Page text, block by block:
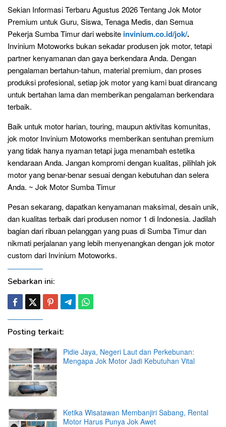
Sekian Informasi Terbaru Agustus 2026 Tentang Jok Motor
Premium untuk Guru, Siswa, Tenaga Medis, dan Semua
Pekerja Sumba Timur dari website invinium.co.id/jok/.
Invinium Motoworks bukan sekadar produsen jok motor, tetapi
partner kenyamanan dan gaya berkendara Anda. Dengan
pengalaman bertahun-tahun, material premium, dan proses
produksi profesional, setiap jok motor yang kami buat dirancang
untuk bertahan lama dan memberikan pengalaman berkendara
terbaik.
Baik untuk motor harian, touring, maupun aktivitas komunitas,
jok motor Invinium Motoworks memberikan sentuhan premium
yang tidak hanya nyaman tetapi juga menambah estetika
kendaraan Anda. Jangan kompromi dengan kualitas, pilihlah jok
motor yang benar-benar sesuai dengan kebutuhan dan selera
Anda. ~ Jok Motor Sumba Timur
Pesan sekarang, dapatkan kenyamanan maksimal, desain unik,
dan kualitas terbaik dari produsen nomor 1 di Indonesia. Jadilah
bagian dari ribuan pelanggan yang puas di Sumba Timur dan
nikmati perjalanan yang lebih menyenangkan dengan jok motor
custom dari Invinium Motoworks.
Sebarkan ini:
Posting terkait:
Pidie Jaya, Negeri Laut dan Perkebunan:
Mengapa Jok Motor Jadi Kebutuhan Vital
Ketika Wisatawan Membanjiri Sabang, Rental
Motor Harus Punya Jok Awet